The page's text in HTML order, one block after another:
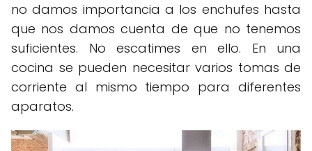
no damos importancia a los enchufes hasta
que nos damos cuenta de que no tenemos
suficientes. No escatimes en ello. En una
cocina se pueden necesitar varios tomas de
corriente al mismo tiempo para diferentes
aparatos.